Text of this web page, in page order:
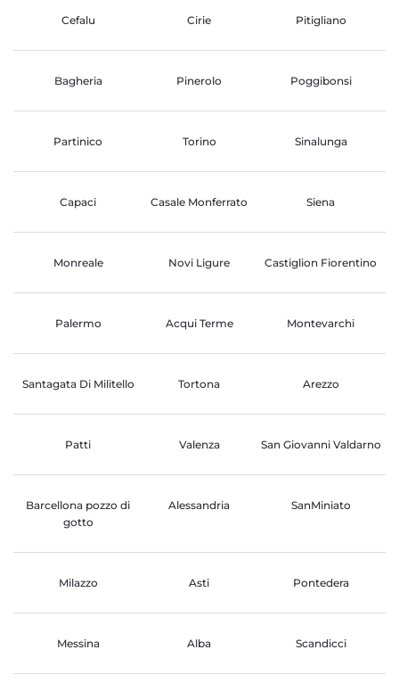
Cefalu Cirie Pitigliano
Bagheria Pinerolo Poggibonsi
Partinico Torino Sinalunga
Capaci Casale Monferrato Siena
Monreale Novi Ligure Castiglion Fiorentino
Palermo Acqui Terme Montevarchi
Santagata Di Militello Tortona Arezzo
Patti Valenza San Giovanni Valdarno
Barcellona pozzo di
gotto
Alessandria SanMiniato
Milazzo Asti Pontedera
Messina Alba Scandicci